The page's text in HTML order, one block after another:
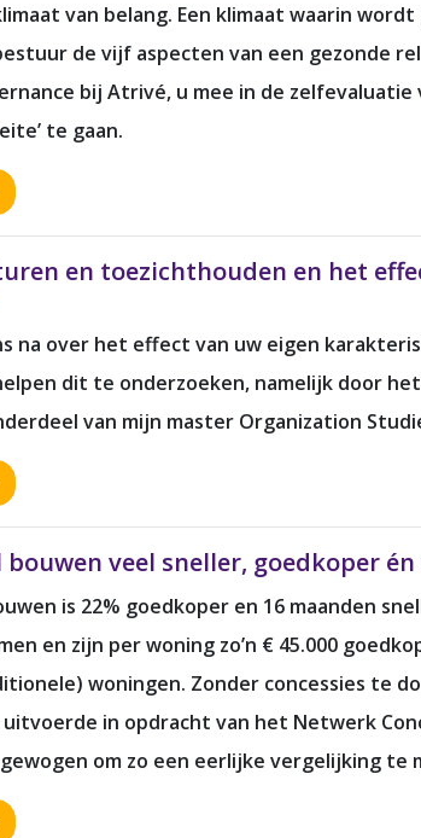
van belang. Een klimaat waarin
de vijf aspecten van een gezonde
bij Atrivé, u mee in de zelfevaluatie
te gaan.
en toezichthouden en het
na over het effect van uw eigen
dit te onderzoeken, namelijk door
van mijn master Organization
bouwen veel sneller, goedkoper
is 22% goedkoper en 16 maanden
en zijn per woning zo’n € 45.000
woningen. Zonder concessies te
in opdracht van het Netwerk
om zo een eerlijke vergelijking